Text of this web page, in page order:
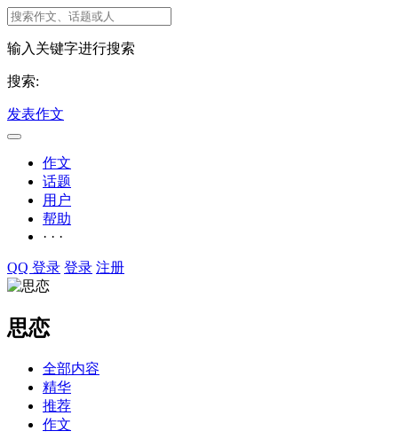
输入关键字进行搜索
搜索:
发表作文
作文
话题
用户
帮助
· · ·
QQ 登录 登录 注册
思恋
全部内容
精华
推荐
作文